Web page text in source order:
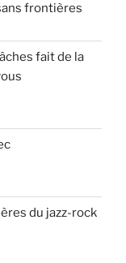
frontières
fait de la
du jazz-rock